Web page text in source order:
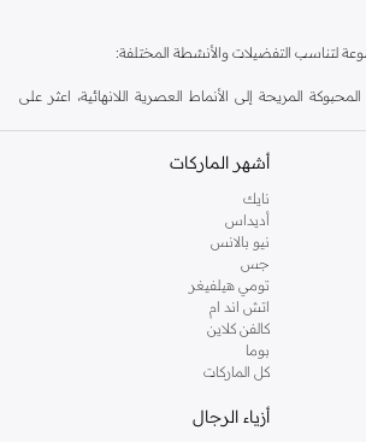
لتناسب التفضيلات والأنشطة المختلفة:
المريحة إلى الأنماط العصرية اللانهائية، اعثر على
الأيدي مع مجموعتنا من القفازات، بما في ذلك الأزواج
العملية.
ممتعة
لطيفة على بشرة الأطفال. استكشف مجموعة متنوعة من
طفلك.
في جميع أنحاء الإمارات، مما يسهل الحصول على
طفلك. استمتع بإرجاع خالٍ من المتاعب إذا لم تكن راضيًا
أشهر الماركات
نايك
أديداس
نيو بالانس
جس
تومي هيلفيغر
اتش اند ام
كالفن كلاين
بوما
كل الماركات
أزياء الرجال